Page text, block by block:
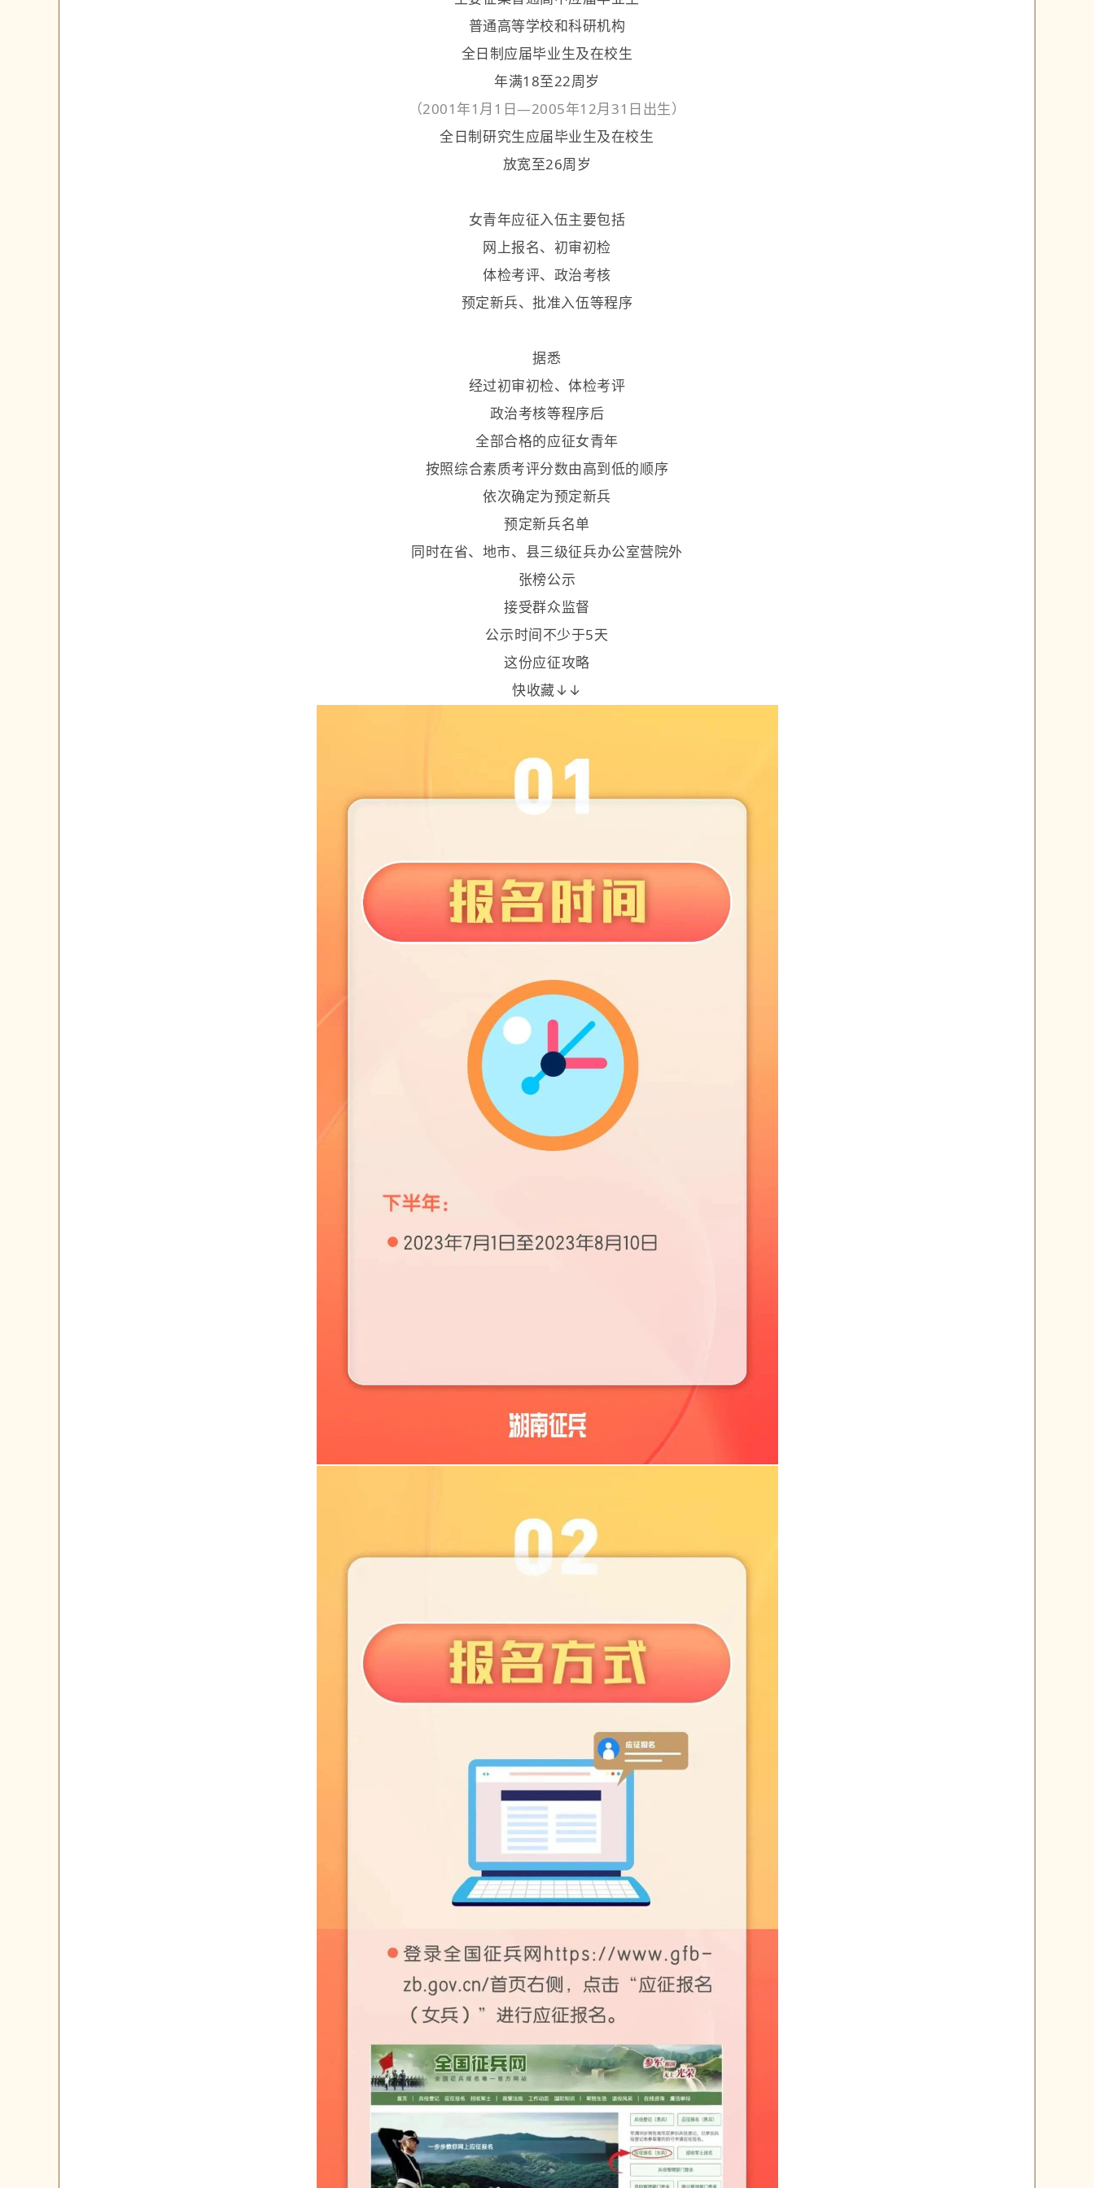
普通高等学校和科研机构
全日制应届毕业生及在校生
年满18至22周岁
（2001年1月1日—2005年12月31日出生）
全日制研究生应届毕业生及在校生
放宽至26周岁
女青年应征入伍主要包括
网上报名、初审初检
体检考评、政治考核
预定新兵、批准入伍等程序
据悉
经过初审初检、体检考评
政治考核等程序后
全部合格的应征女青年
按照综合素质考评分数由高到低的顺序
依次确定为预定新兵
预定新兵名单
同时在省、地市、县三级征兵办公室营院外
张榜公示
接受群众监督
公示时间不少于5天
这份应征攻略
快收藏↓↓